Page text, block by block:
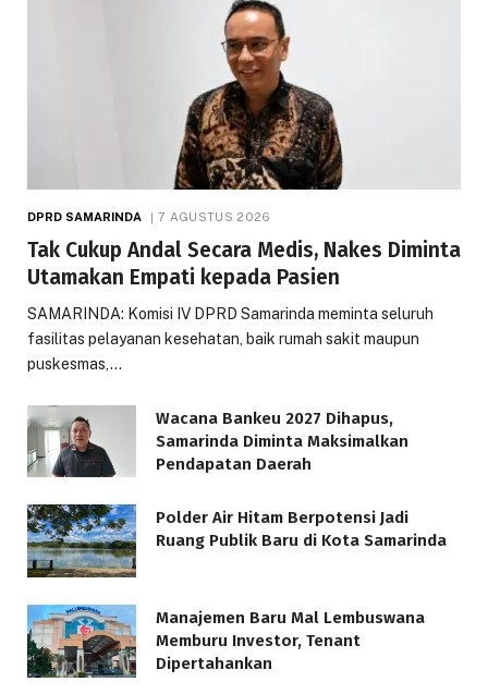
DPRD SAMARINDA 7 AGUSTUS 2026
Tak Cukup Andal Secara Medis, Nakes Diminta
Utamakan Empati kepada Pasien
SAMARINDA: Komisi IV DPRD Samarinda meminta seluruh
fasilitas pelayanan kesehatan, baik rumah sakit maupun
puskesmas,…
Wacana Bankeu 2027 Dihapus,
Samarinda Diminta Maksimalkan
Pendapatan Daerah
Polder Air Hitam Berpotensi Jadi
Ruang Publik Baru di Kota Samarinda
Manajemen Baru Mal Lembuswana
Memburu Investor, Tenant
Dipertahankan